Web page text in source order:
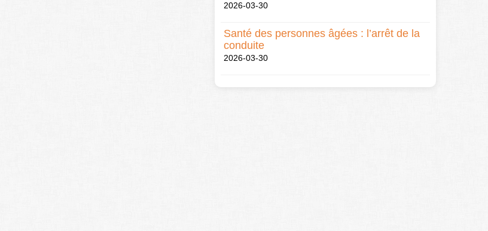
2026-03-30
Santé des personnes âgées : l’arrêt de la
conduite
2026-03-30